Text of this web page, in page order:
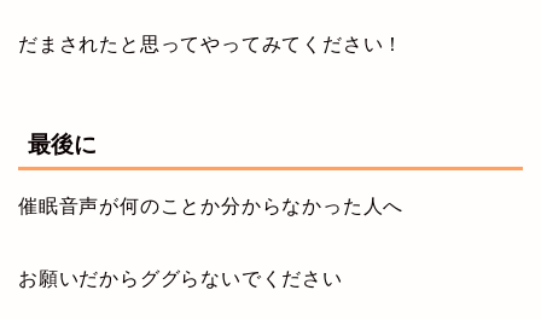
だまされたと思ってやってみてください！
最後に
催眠音声が何のことか分からなかった人へ
お願いだからググらないでください